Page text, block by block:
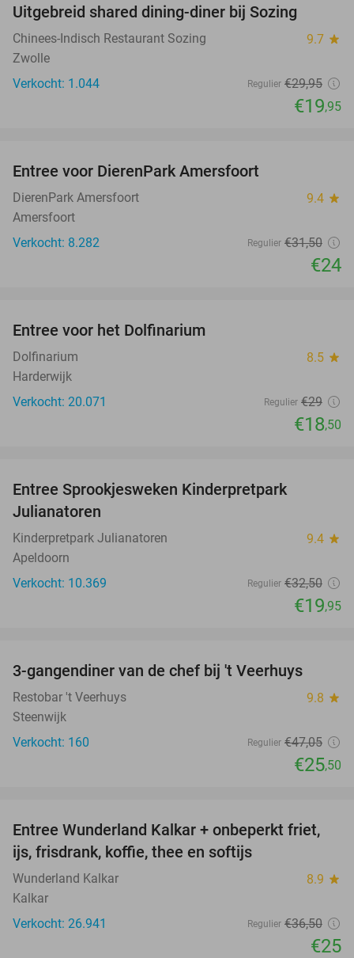
Uitgebreid shared dining-diner bij Sozing
Chinees-Indisch Restaurant Sozing 9.7 star
Zwolle
Verkocht: 1.044
Regulier €29,95
€19,95
Entree voor DierenPark Amersfoort
DierenPark Amersfoort 9.4 star
Amersfoort
Verkocht: 8.282
Regulier €31,50
€24
Entree voor het Dolfinarium
Dolfinarium 8.5 star
Harderwijk
Verkocht: 20.071
Regulier €29
€18,50
Entree Sprookjesweken Kinderpretpark
Julianatoren
Kinderpretpark Julianatoren 9.4 star
Apeldoorn
Verkocht: 10.369
Regulier €32,50
€19,95
3-gangendiner van de chef bij 't Veerhuys
Restobar 't Veerhuys 9.8 star
Steenwijk
Verkocht: 160
Regulier €47,05
€25,50
32%
Entree Wunderland Kalkar + onbeperkt friet,
ijs, frisdrank, koffie, thee en softijs
Wunderland Kalkar 8.9 star
Kalkar
Verkocht: 26.941
Regulier €36,50
€25